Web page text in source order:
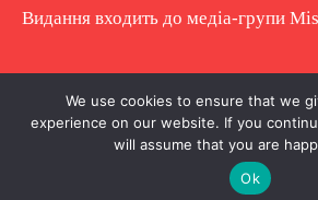
Видання входить до медіа-групи
Copyright © Повне використання
заборонено. Частково можна з
We use cookies to ensure that we
experience on our website. If you
will assume that you are
Ok